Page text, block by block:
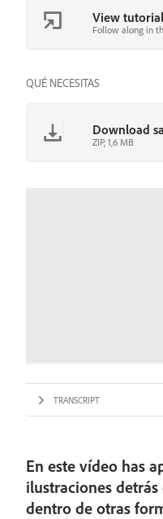
View
Follow along in
QUÉ NECESITAS
Download
ZIP, 1,6 MB
TRANSCRIPT
En este vídeo has
ilustraciones
dentro de otras